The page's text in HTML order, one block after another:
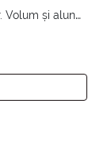
Rimelul de la Pupa, în versiunea Extender. Volum și alungire 3D. Gene amplificate și ridicate la infinit.